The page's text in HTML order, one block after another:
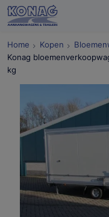
Home Kopen
Konag
kg